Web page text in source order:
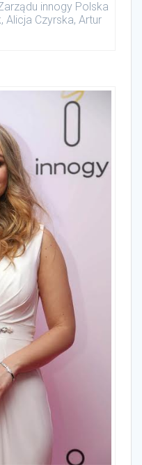
innogy Polska
Alicja Czyrska, Artur